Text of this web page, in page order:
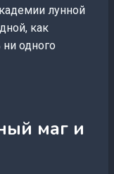
лунной
как
одного
маг и